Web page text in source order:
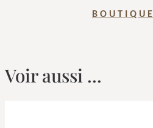
BOUTIQUE
Voir aussi ...